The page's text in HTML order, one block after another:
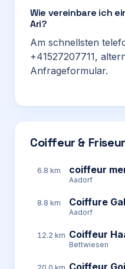
Wie vereinbare ich
Ari?
Am schnellsten
+41527207711,
Anfrageformular.
Coiffeur &
6.8 km coiffeur
Aadorf
8.8 km Coiffure
Aadorf
12.2 km Coiffeur
Bettwiesen
Coiffeur